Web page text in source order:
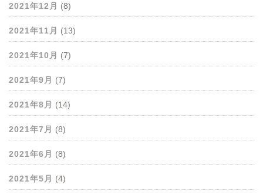
2021年12月 (8)
2021年11月 (13)
2021年10月 (7)
2021年9月 (7)
2021年8月 (14)
2021年7月 (8)
2021年6月 (8)
2021年5月 (4)